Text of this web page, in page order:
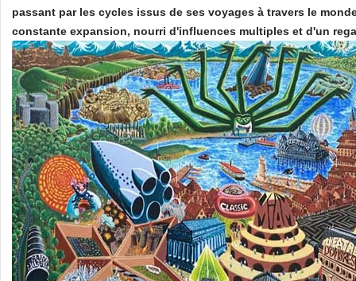
passant par les cycles issus de ses voyages à travers le
constante expansion, nourri d'influences multiples et d'un